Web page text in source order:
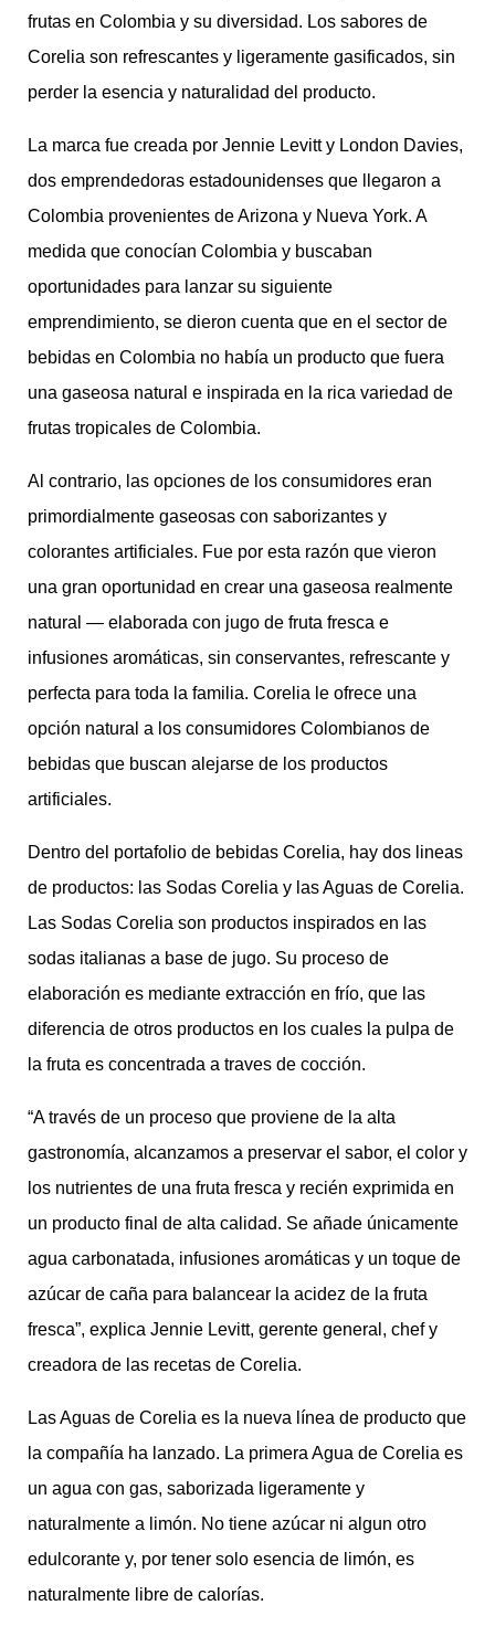
frutas en Colombia y su diversidad. Los sabores de
Corelia son refrescantes y ligeramente gasificados, sin
perder la esencia y naturalidad del producto.
La marca fue creada por Jennie Levitt y London Davies,
dos emprendedoras estadounidenses que llegaron a
Colombia provenientes de Arizona y Nueva York. A
medida que conocían Colombia y buscaban
oportunidades para lanzar su siguiente
emprendimiento, se dieron cuenta que en el sector de
bebidas en Colombia no había un producto que fuera
una gaseosa natural e inspirada en la rica variedad de
frutas tropicales de Colombia.
Al contrario, las opciones de los consumidores eran
primordialmente gaseosas con saborizantes y
colorantes artificiales. Fue por esta razón que vieron
una gran oportunidad en crear una gaseosa realmente
natural — elaborada con jugo de fruta fresca e
infusiones aromáticas, sin conservantes, refrescante y
perfecta para toda la familia. Corelia le ofrece una
opción natural a los consumidores Colombianos de
bebidas que buscan alejarse de los productos
artificiales.
Dentro del portafolio de bebidas Corelia, hay dos lineas
de productos: las Sodas Corelia y las Aguas de Corelia.
Las Sodas Corelia son productos inspirados en las
sodas italianas a base de jugo. Su proceso de
elaboración es mediante extracción en frío, que las
diferencia de otros productos en los cuales la pulpa de
la fruta es concentrada a traves de cocción.
“A través de un proceso que proviene de la alta
gastronomía, alcanzamos a preservar el sabor, el color y
los nutrientes de una fruta fresca y recién exprimida en
un producto final de alta calidad. Se añade únicamente
agua carbonatada, infusiones aromáticas y un toque de
azúcar de caña para balancear la acidez de la fruta
fresca”, explica Jennie Levitt, gerente general, chef y
creadora de las recetas de Corelia.
Las Aguas de Corelia es la nueva línea de producto que
la compañía ha lanzado. La primera Agua de Corelia es
un agua con gas, saborizada ligeramente y
naturalmente a limón. No tiene azúcar ni algun otro
edulcorante y, por tener solo esencia de limón, es
naturalmente libre de calorías.